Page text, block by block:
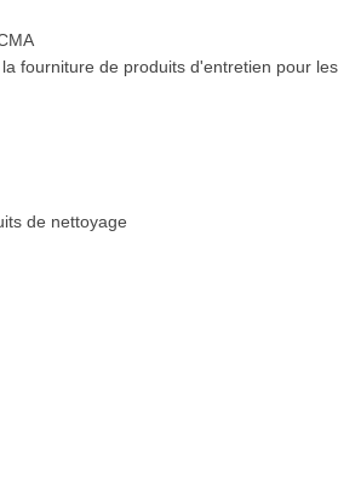
fourniture de produits d'entretien pour
de nettoyage